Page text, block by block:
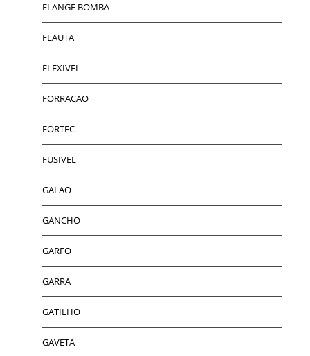
FLANGE BOMBA
FLAUTA
FLEXIVEL
FORRACAO
FORTEC
FUSIVEL
GALAO
GANCHO
GARFO
GARRA
GATILHO
GAVETA